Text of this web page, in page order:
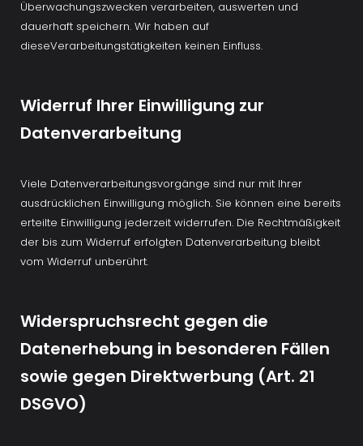
Überwachungszwecken verarbeiten, auswerten und
dauerhaft speichern. Wir haben auf
dieseVerarbeitungstätigkeiten keinen Einfluss.
Widerruf Ihrer Einwilligung zur
Datenverarbeitung
Viele Datenverarbeitungsvorgänge sind nur mit Ihrer
ausdrücklichen Einwilligung möglich. Sie können eine bereits
erteilte Einwilligung jederzeit widerrufen. Die Rechtmäßigkeit
der bis zum Widerruf erfolgten Datenverarbeitung bleibt
vom Widerruf unberührt.
Widerspruchsrecht gegen die
Datenerhebung in besonderen Fällen
sowie gegen Direktwerbung (Art. 21
DSGVO)